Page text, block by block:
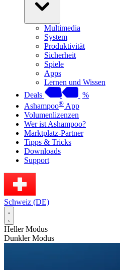
Multimedia
System
Produktivität
Sicherheit
Spiele
Apps
Lernen und Wissen
Deals
%
Ashampoo® App
Volumenlizenzen
Wer ist Ashampoo?
Marktplatz-Partner
Tipps & Tricks
Downloads
Support
Schweiz (DE)
Heller Modus
Dunkler Modus